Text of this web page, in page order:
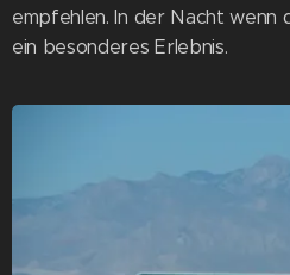
empfehlen. In der Nacht wenn
ein besonderes Erlebnis.